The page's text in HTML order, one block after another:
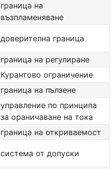
граница на
възпламеняване
доверителна граница
граница на регулиране
Курантово ограничение
граница на пълзене
управление по принципа
за ораничаване на тока
граница на откриваемост
система от допуски